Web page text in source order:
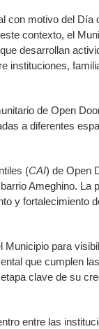
con motivo del Día
contexto, el
desarrollan
instituciones,
de Open
a diferentes
(CAI) de Open
Ameghino. La
y fortalecimiento
Municipio para
que cumplen
clave de su
entre las